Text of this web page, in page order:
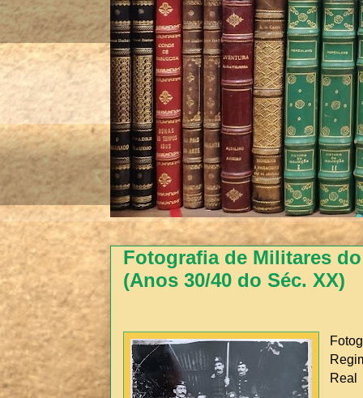
Fotografia de Militares
(Anos 30/40 do Séc. XX)
Real